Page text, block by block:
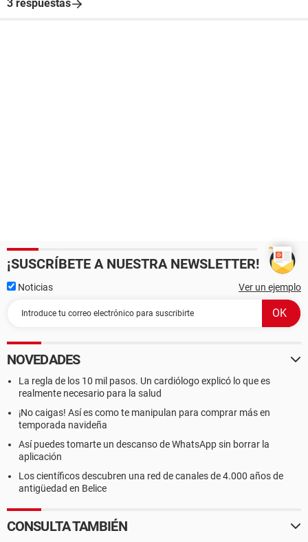
3 respuestas
¡SUSCRÍBETE A NUESTRA NEWSLETTER!
Noticias Ver un ejemplo
NOVEDADES
La regla de los 10 mil pasos. Un cardiólogo explicó lo que es
realmente necesario para la salud
¡No caigas! Así es como te manipulan para comprar más en
temporada navideña
Así puedes tomarte un descanso de WhatsApp sin borrar la
aplicación
Los científicos descubren una red de canales de 4.000 años de
antigüedad en Belice
CONSULTA TAMBIÉN